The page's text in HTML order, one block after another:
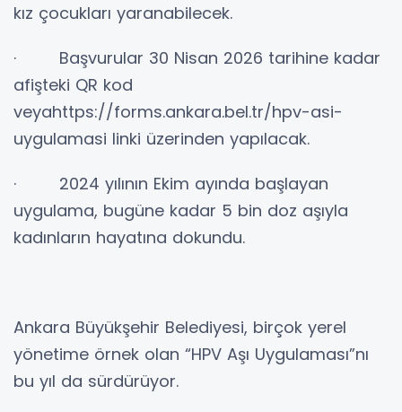
kız çocukları yaranabilecek.
· Başvurular 30 Nisan 2026 tarihine kadar
afişteki QR kod
veyahttps://forms.ankara.bel.tr/hpv-asi-
uygulamasi linki üzerinden yapılacak.
· 2024 yılının Ekim ayında başlayan
uygulama, bugüne kadar 5 bin doz aşıyla
kadınların hayatına dokundu.
Ankara Büyükşehir Belediyesi, birçok yerel
yönetime örnek olan “HPV Aşı Uygulaması”nı
bu yıl da sürdürüyor.